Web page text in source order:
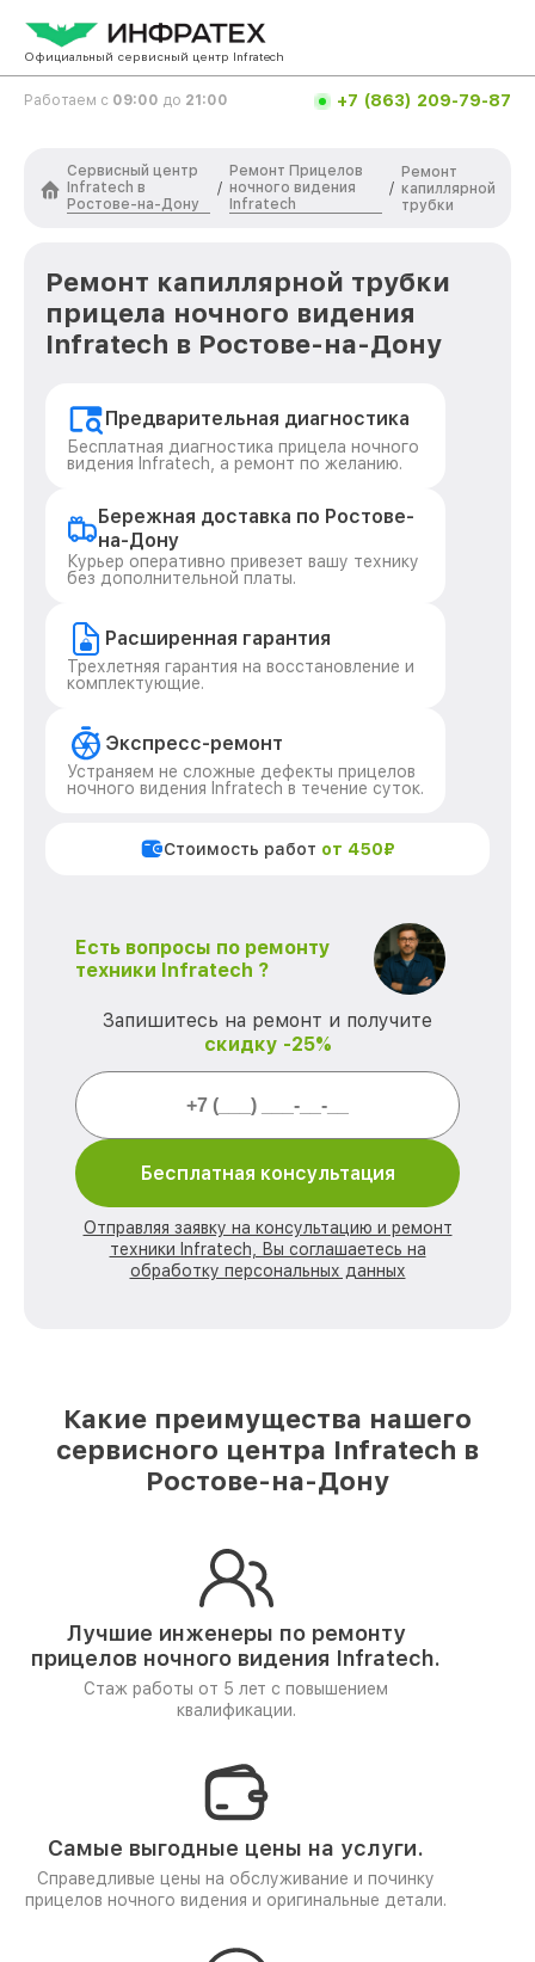
Официальный сервисный центр Infratech
Работаем с 09:00 до 21:00 +7 (863) 209-79-87
Сервисный центр
Infratech в
Ростове-на-Дону
/
Ремонт Прицелов
ночного видения
Infratech
/
Ремонт
капиллярной
трубки
Ремонт капиллярной трубки
прицела ночного видения
Infratech в Ростове-на-Дону
Предварительная диагностика
Бесплатная диагностика прицела ночного
видения Infratech, а ремонт по желанию.
Бережная доставка по Ростове-
на-Дону
Курьер оперативно привезет вашу технику
без дополнительной платы.
Расширенная гарантия
Трехлетняя гарантия на восстановление и
комплектующие.
Экспресс-ремонт
Устраняем не сложные дефекты прицелов
ночного видения Infratech в течение суток.
Стоимость работ от 450₽
Есть вопросы по ремонту
техники Infratech ?
Запишитесь на ремонт и получите
скидку -25%
Бесплатная консультация
Отправляя заявку на консультацию и ремонт
техники Infratech, Вы соглашаетесь на
обработку персональных данных
Какие преимущества нашего
сервисного центра Infratech в
Ростове-на-Дону
Лучшие инженеры по ремонту
прицелов ночного видения Infratech.
Стаж работы от 5 лет с повышением
квалификации.
Самые выгодные цены на услуги.
Справедливые цены на обслуживание и починку
прицелов ночного видения и оригинальные детали.